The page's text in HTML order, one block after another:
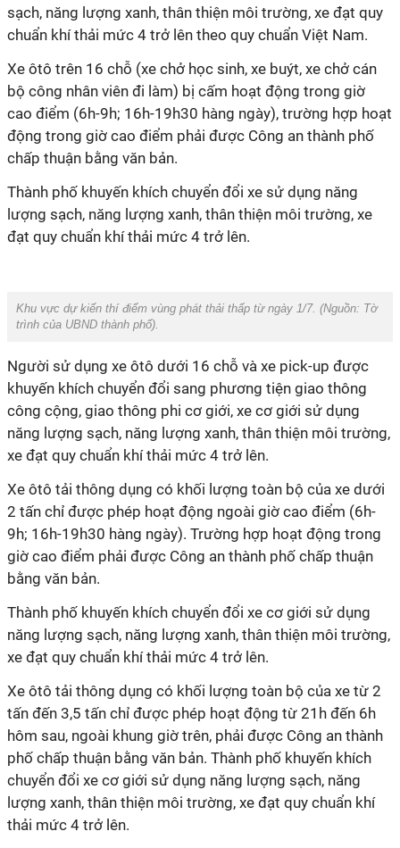
sạch, năng lượng xanh, thân thiện môi trường, xe đạt quy
chuẩn khí thải mức 4 trở lên theo quy chuẩn Việt Nam.
Xe ôtô trên 16 chỗ (xe chở học sinh, xe buýt, xe chở cán
bộ công nhân viên đi làm) bị cấm hoạt động trong giờ
cao điểm (6h-9h; 16h-19h30 hàng ngày), trường hợp hoạt
động trong giờ cao điểm phải được Công an thành phố
chấp thuận bằng văn bản.
Thành phố khuyến khích chuyển đổi xe sử dụng năng
lượng sạch, năng lượng xanh, thân thiện môi trường, xe
đạt quy chuẩn khí thải mức 4 trở lên.
Khu vực dự kiến thí điểm vùng phát thải thấp từ ngày 1/7. (Nguồn: Tờ
trình của UBND thành phố).
Người sử dụng xe ôtô dưới 16 chỗ và xe pick-up được
khuyến khích chuyển đổi sang phương tiện giao thông
công cộng, giao thông phi cơ giới, xe cơ giới sử dụng
năng lượng sạch, năng lượng xanh, thân thiện môi trường,
xe đạt quy chuẩn khí thải mức 4 trở lên.
Xe ôtô tải thông dụng có khối lượng toàn bộ của xe dưới
2 tấn chỉ được phép hoạt động ngoài giờ cao điểm (6h-
9h; 16h-19h30 hàng ngày). Trường hợp hoạt động trong
giờ cao điểm phải được Công an thành phố chấp thuận
bằng văn bản.
Thành phố khuyến khích chuyển đổi xe cơ giới sử dụng
năng lượng sạch, năng lượng xanh, thân thiện môi trường,
xe đạt quy chuẩn khí thải mức 4 trở lên.
Xe ôtô tải thông dụng có khối lượng toàn bộ của xe từ 2
tấn đến 3,5 tấn chỉ được phép hoạt động từ 21h đến 6h
hôm sau, ngoài khung giờ trên, phải được Công an thành
phố chấp thuận bằng văn bản. Thành phố khuyến khích
chuyển đổi xe cơ giới sử dụng năng lượng sạch, năng
lượng xanh, thân thiện môi trường, xe đạt quy chuẩn khí
thải mức 4 trở lên.